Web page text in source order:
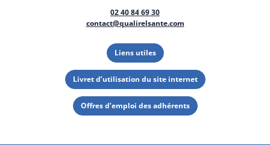
02 40 84 69 30
contact@qualirelsante.com
Liens utiles
Livret d’utilisation du site internet
Offres d’emploi des adhérents